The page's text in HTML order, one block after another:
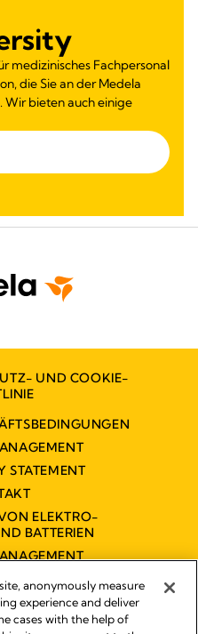
medizinisches Fachpersonal
die Sie an der Medela
Wir bieten auch einige
UND COOKIE-
STATEMENT
ELEKTRO-
BATTERIEN
anonymously measure
experience and deliver
cases with the help of